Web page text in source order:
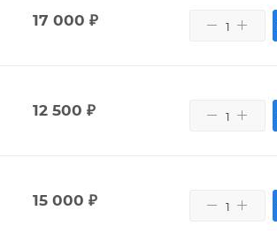
17 000 ₽
12 500 ₽
15 000 ₽